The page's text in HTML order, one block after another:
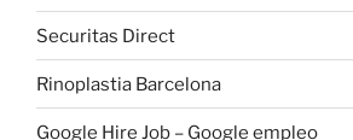
Securitas Direct
Rinoplastia Barcelona
Google Hire Job – Google empleo